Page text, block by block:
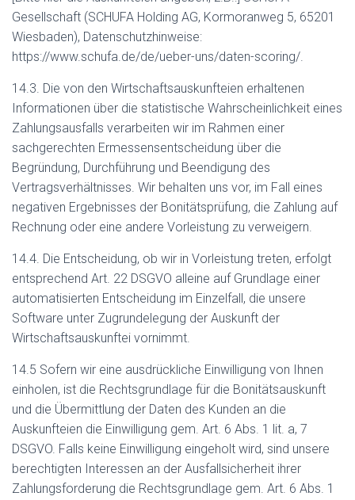
Gesellschaft (SCHUFA Holding AG, Kormoranweg 5, 65201
Wiesbaden), Datenschutzhinweise:
https://www.schufa.de/de/ueber-uns/daten-scoring/.
14.3. Die von den Wirtschaftsauskunfteien erhaltenen
Informationen über die statistische Wahrscheinlichkeit eines
Zahlungsausfalls verarbeiten wir im Rahmen einer
sachgerechten Ermessensentscheidung über die
Begründung, Durchführung und Beendigung des
Vertragsverhältnisses. Wir behalten uns vor, im Fall eines
negativen Ergebnisses der Bonitätsprüfung, die Zahlung auf
Rechnung oder eine andere Vorleistung zu verweigern.
14.4. Die Entscheidung, ob wir in Vorleistung treten, erfolgt
entsprechend Art. 22 DSGVO alleine auf Grundlage einer
automatisierten Entscheidung im Einzelfall, die unsere
Software unter Zugrundelegung der Auskunft der
Wirtschaftsauskunftei vornimmt.
14.5 Sofern wir eine ausdrückliche Einwilligung von Ihnen
einholen, ist die Rechtsgrundlage für die Bonitätsauskunft
und die Übermittlung der Daten des Kunden an die
Auskunfteien die Einwilligung gem. Art. 6 Abs. 1 lit. a, 7
DSGVO. Falls keine Einwilligung eingeholt wird, sind unsere
berechtigten Interessen an der Ausfallsicherheit ihrer
Zahlungsforderung die Rechtsgrundlage gem. Art. 6 Abs. 1